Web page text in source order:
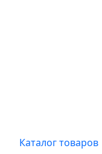
Каталог товаров